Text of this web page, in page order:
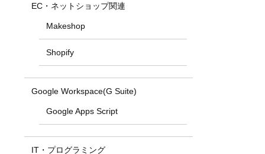
EC・ネットショップ関連
Makeshop
Shopify
Google Workspace(G Suite)
Google Apps Script
IT・プログラミング